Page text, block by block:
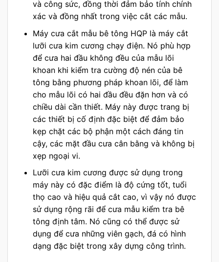
và công sức, đồng thời đảm bảo tính chính
xác và đồng nhất trong việc cắt các mẫu.
Máy cưa cắt mẫu bê tông HQP là máy cắt
lưỡi cưa kim cương chạy điện. Nó phù hợp
để cưa hai đầu không đều của mẫu lõi
khoan khi kiểm tra cường độ nén của bê
tông bằng phương pháp khoan lõi, để làm
cho mẫu lõi có hai đầu đều đặn hơn và có
chiều dài cần thiết. Máy này được trang bị
các thiết bị cố định đặc biệt để đảm bảo
kẹp chặt các bộ phận một cách đáng tin
cậy, các mặt đầu cưa cân bằng và không bị
xẹp ngoại vi.
Lưỡi cưa kim cương được sử dụng trong
máy này có đặc điểm là độ cứng tốt, tuổi
thọ cao và hiệu quả cắt cao, vì vậy nó được
sử dụng rộng rãi để cưa mẫu kiểm tra bê
tông định tâm. Nó cũng có thể được sử
dụng để cưa những viên gạch, đá có hình
dạng đặc biệt trong xây dựng công trình.